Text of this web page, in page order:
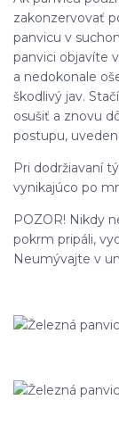
zakonzervovať
panvicu v
panvici objavíte
a nedokonale
škodlivý jav.
osušiť a znovu
postupu,
Pri dodržiavaní
vynikajúco po
POZOR! Nikdy
pokrm pripáli,
Neumývajte v